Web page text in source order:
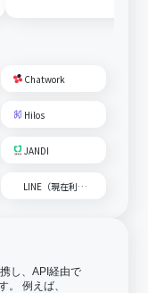
Chatwork
Hilos
JANDI
LINE（現在利用不可）
し、API経由で
。 例えば、